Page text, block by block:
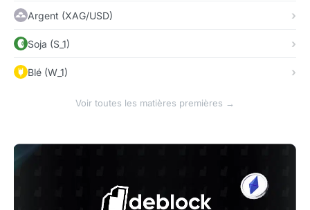
Argent (XAG/USD)
Soja (S_1)
Blé (W_1)
Voir toutes les matières premières →